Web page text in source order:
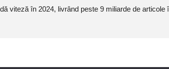
viteză în 2024, livrând peste 9 miliarde de articole